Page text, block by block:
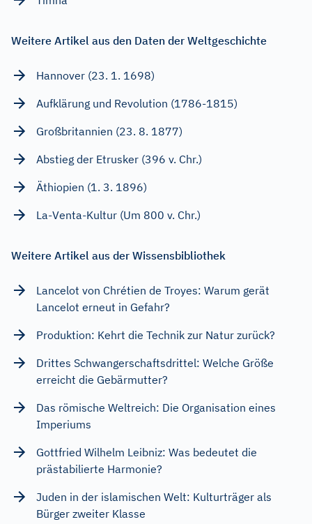
Weitere Artikel aus den Daten der Weltgeschichte
Hannover (23. 1. 1698)
Aufklärung und Revolution (1786-1815)
Großbritannien (23. 8. 1877)
Abstieg der Etrusker (396 v. Chr.)
Äthiopien (1. 3. 1896)
La-Venta-Kultur (Um 800 v. Chr.)
Weitere Artikel aus der Wissensbibliothek
Lancelot von Chrétien de Troyes: Warum gerät
Lancelot erneut in Gefahr?
Produktion: Kehrt die Technik zur Natur zurück?
Drittes Schwangerschaftsdrittel: Welche Größe
erreicht die Gebärmutter?
Das römische Weltreich: Die Organisation eines
Imperiums
Gottfried Wilhelm Leibniz: Was bedeutet die
prästabilierte Harmonie?
Juden in der islamischen Welt: Kulturträger als
Bürger zweiter Klasse